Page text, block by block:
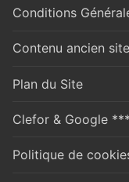
Conditions
Contenu ancien site
Plan du Site
Clefor & Google
Politique de